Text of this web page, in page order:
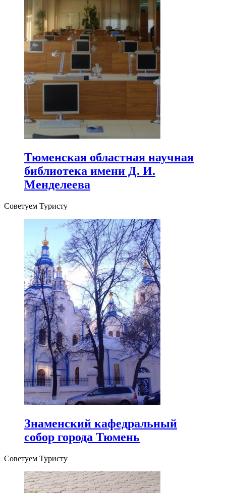
Тюменская областная научная
библиотека имени Д. И.
Менделеева
Советуем Туристу
Знаменский кафедральный
собор города Тюмень
Советуем Туристу